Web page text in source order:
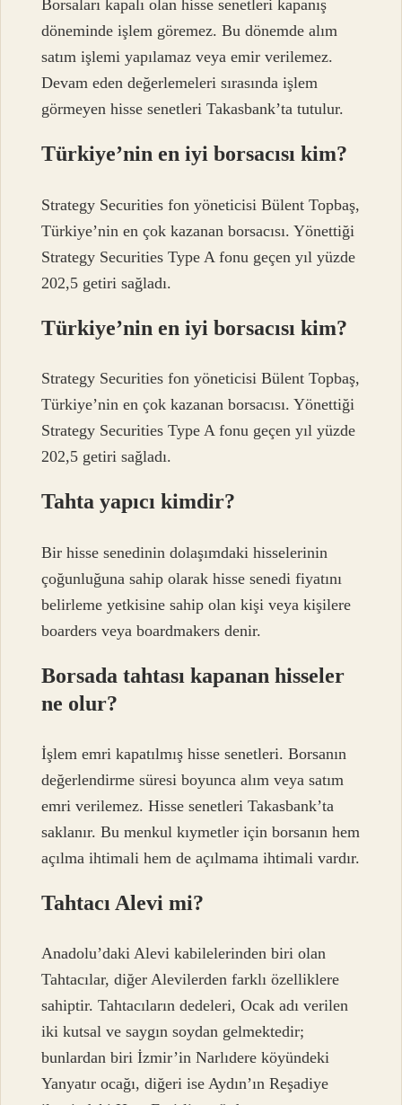
Borsaları kapalı olan hisse senetleri kapanış
döneminde işlem göremez. Bu dönemde alım
satım işlemi yapılamaz veya emir verilemez.
Devam eden değerlemeleri sırasında işlem
görmeyen hisse senetleri Takasbank’ta tutulur.
Türkiye’nin en iyi borsacısı kim?
Strategy Securities fon yöneticisi Bülent Topbaş,
Türkiye’nin en çok kazanan borsacısı. Yönettiği
Strategy Securities Type A fonu geçen yıl yüzde
202,5 ​​getiri sağladı.
Türkiye’nin en iyi borsacısı kim?
Strategy Securities fon yöneticisi Bülent Topbaş,
Türkiye’nin en çok kazanan borsacısı. Yönettiği
Strategy Securities Type A fonu geçen yıl yüzde
202,5 ​​getiri sağladı.
Tahta yapıcı kimdir?
Bir hisse senedinin dolaşımdaki hisselerinin
çoğunluğuna sahip olarak hisse senedi fiyatını
belirleme yetkisine sahip olan kişi veya kişilere
boarders veya boardmakers denir.
Borsada tahtası kapanan hisseler
ne olur?
İşlem emri kapatılmış hisse senetleri. Borsanın
değerlendirme süresi boyunca alım veya satım
emri verilemez. Hisse senetleri Takasbank’ta
saklanır. Bu menkul kıymetler için borsanın hem
açılma ihtimali hem de açılmama ihtimali vardır.
Tahtacı Alevi mi?
Anadolu’daki Alevi kabilelerinden biri olan
Tahtacılar, diğer Alevilerden farklı özelliklere
sahiptir. Tahtacıların dedeleri, Ocak adı verilen
iki kutsal ve saygın soydan gelmektedir;
bunlardan biri İzmir’in Narlıdere köyündeki
Yanyatır ocağı, diğeri ise Aydın’ın Reşadiye